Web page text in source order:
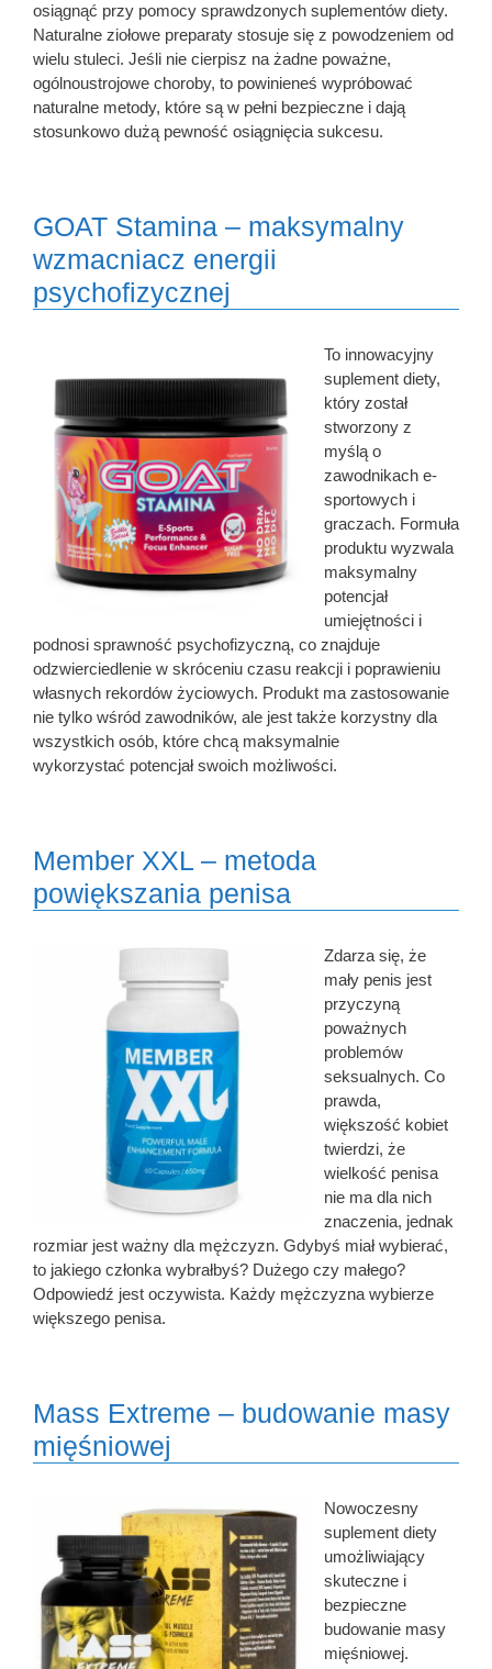
osiągnąć przy pomocy sprawdzonych suplementów diety.
Naturalne ziołowe preparaty stosuje się z powodzeniem od
wielu stuleci. Jeśli nie cierpisz na żadne poważne,
ogólnoustrojowe choroby, to powinieneś wypróbować
naturalne metody, które są w pełni bezpieczne i dają
stosunkowo dużą pewność osiągnięcia sukcesu.
GOAT Stamina – maksymalny
wzmacniacz energii
psychofizycznej
To innowacyjny
suplement diety,
który został
stworzony z
myślą o
zawodnikach e-
sportowych i
graczach. Formuła
produktu wyzwala
maksymalny
potencjał
umiejętności i
podnosi sprawność psychofizyczną, co znajduje
odzwierciedlenie w skróceniu czasu reakcji i poprawieniu
własnych rekordów życiowych. Produkt ma zastosowanie
nie tylko wśród zawodników, ale jest także korzystny dla
wszystkich osób, które chcą maksymalnie
wykorzystać potencjał swoich możliwości.
Member XXL – metoda
powiększania penisa
Zdarza się, że
mały penis jest
przyczyną
poważnych
problemów
seksualnych. Co
prawda,
większość kobiet
twierdzi, że
wielkość penisa
nie ma dla nich
znaczenia, jednak
rozmiar jest ważny dla mężczyzn. Gdybyś miał wybierać,
to jakiego członka wybrałbyś? Dużego czy małego?
Odpowiedź jest oczywista. Każdy mężczyzna wybierze
większego penisa.
Mass Extreme – budowanie masy
mięśniowej
Nowoczesny
suplement diety
umożliwiający
skuteczne i
bezpieczne
budowanie masy
mięśniowej.